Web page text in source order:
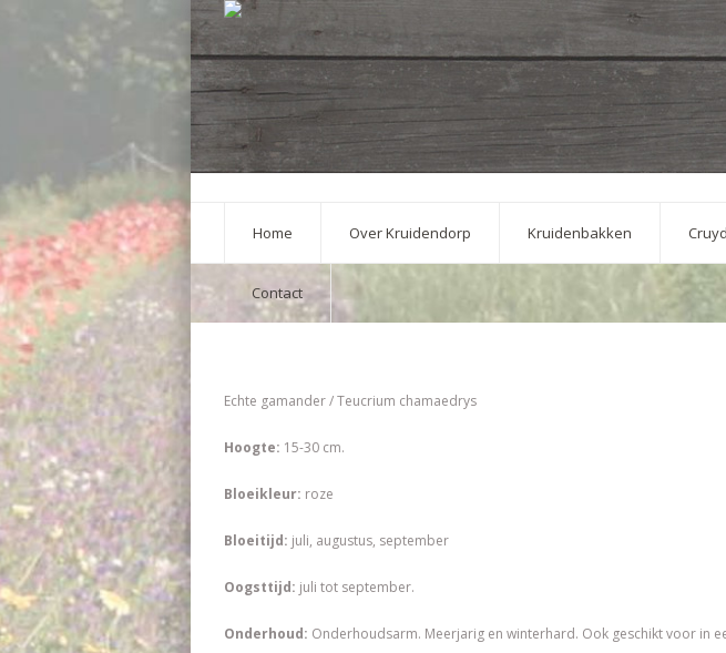
Home Over Kruidendorp Kruidenbakken
Contact
Echte gamander / Teucrium chamaedrys
Hoogte: 15-30 cm.
Bloeikleur: roze
Bloeitijd: juli, augustus, september
Oogsttijd: juli tot september.
Onderhoud: Onderhoudsarm. Meerjarig en winterhard. Ook geschikt voor in